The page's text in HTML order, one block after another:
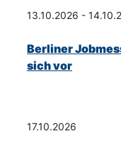
13.10.2026 -
Berliner
sich vor
17.10.2026